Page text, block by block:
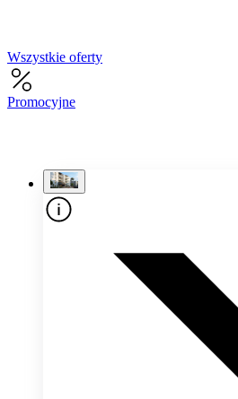
Wszystkie oferty
Promocyjne